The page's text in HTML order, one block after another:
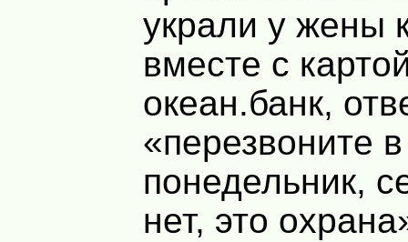
украли у жены
вместе с
океан.банк,
«перезвоните в
понедельник,
нет, это